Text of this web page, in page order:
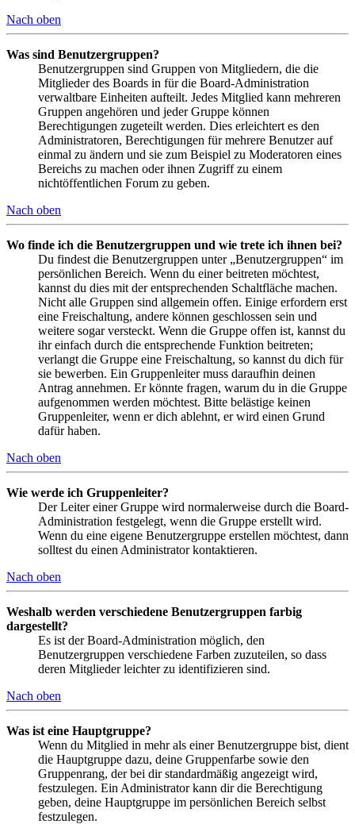
Nach oben
Was sind Benutzergruppen?
Benutzergruppen sind Gruppen von Mitgliedern, die die
Mitglieder des Boards in für die Board-Administration
verwaltbare Einheiten aufteilt. Jedes Mitglied kann mehreren
Gruppen angehören und jeder Gruppe können
Berechtigungen zugeteilt werden. Dies erleichtert es den
Administratoren, Berechtigungen für mehrere Benutzer auf
einmal zu ändern und sie zum Beispiel zu Moderatoren eines
Bereichs zu machen oder ihnen Zugriff zu einem
nichtöffentlichen Forum zu geben.
Nach oben
Wo finde ich die Benutzergruppen und wie trete ich ihnen bei?
Du findest die Benutzergruppen unter „Benutzergruppen“ im
persönlichen Bereich. Wenn du einer beitreten möchtest,
kannst du dies mit der entsprechenden Schaltfläche machen.
Nicht alle Gruppen sind allgemein offen. Einige erfordern erst
eine Freischaltung, andere können geschlossen sein und
weitere sogar versteckt. Wenn die Gruppe offen ist, kannst du
ihr einfach durch die entsprechende Funktion beitreten;
verlangt die Gruppe eine Freischaltung, so kannst du dich für
sie bewerben. Ein Gruppenleiter muss daraufhin deinen
Antrag annehmen. Er könnte fragen, warum du in die Gruppe
aufgenommen werden möchtest. Bitte belästige keinen
Gruppenleiter, wenn er dich ablehnt, er wird einen Grund
dafür haben.
Nach oben
Wie werde ich Gruppenleiter?
Der Leiter einer Gruppe wird normalerweise durch die Board-
Administration festgelegt, wenn die Gruppe erstellt wird.
Wenn du eine eigene Benutzergruppe erstellen möchtest, dann
solltest du einen Administrator kontaktieren.
Nach oben
Weshalb werden verschiedene Benutzergruppen farbig
dargestellt?
Es ist der Board-Administration möglich, den
Benutzergruppen verschiedene Farben zuzuteilen, so dass
deren Mitglieder leichter zu identifizieren sind.
Nach oben
Was ist eine Hauptgruppe?
Wenn du Mitglied in mehr als einer Benutzergruppe bist, dient
die Hauptgruppe dazu, deine Gruppenfarbe sowie den
Gruppenrang, der bei dir standardmäßig angezeigt wird,
festzulegen. Ein Administrator kann dir die Berechtigung
geben, deine Hauptgruppe im persönlichen Bereich selbst
festzulegen.